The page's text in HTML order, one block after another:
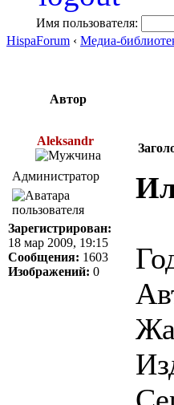
Имя пользователя:
HispaForum ‹ Медиа-
Автор
Aleksandr
Администратор
Зарегистрирован:
18 мар 2009, 19:15
Сообщения: 1603
Изображений: 0